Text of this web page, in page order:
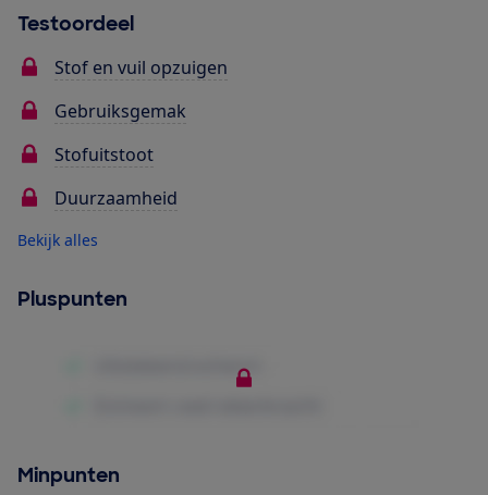
Testoordeel
Stof en vuil opzuigen
Gebruiksgemak
Stofuitstoot
Duurzaamheid
Bekijk alles
Pluspunten
Minpunten